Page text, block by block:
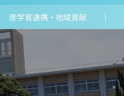
産学官連携・地域貢献